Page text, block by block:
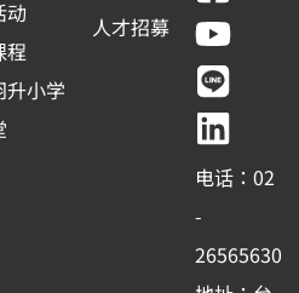
动
程
升小学
人才招募
a
c
e
b
o
o
k
-
o
u
t
u
b
e
i
n
e
i
n
k
e
d
i
n
电话：02
-
26565630